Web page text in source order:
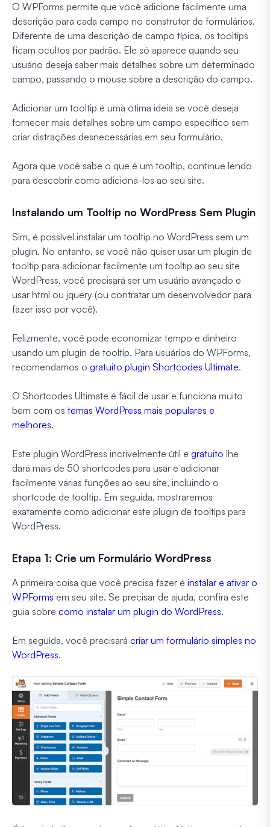
O WPForms permite que você adicione facilmente uma
descrição para cada campo no construtor de formulários.
Diferente de uma descrição de campo típica, os tooltips
ficam ocultos por padrão. Ele só aparece quando seu
usuário deseja saber mais detalhes sobre um determinado
campo, passando o mouse sobre a descrição do campo.
Adicionar um tooltip é uma ótima ideia se você deseja
fornecer mais detalhes sobre um campo específico sem
criar distrações desnecessárias em seu formulário.
Agora que você sabe o que é um tooltip, continue lendo
para descobrir como adicioná-los ao seu site.
Instalando um Tooltip no WordPress Sem Plugin
Sim, é possível instalar um tooltip no WordPress sem um
plugin. No entanto, se você não quiser usar um plugin de
tooltip para adicionar facilmente um tooltip ao seu site
WordPress, você precisará ser um usuário avançado e
usar html ou jquery (ou contratar um desenvolvedor para
fazer isso por você).
Felizmente, você pode economizar tempo e dinheiro
usando um plugin de tooltip. Para usuários do WPForms,
recomendamos o gratuito plugin Shortcodes Ultimate.
O Shortcodes Ultimate é fácil de usar e funciona muito
bem com os temas WordPress mais populares e
melhores.
Este plugin WordPress incrivelmente útil e gratuito lhe
dará mais de 50 shortcodes para usar e adicionar
facilmente várias funções ao seu site, incluindo o
shortcode de tooltip. Em seguida, mostraremos
exatamente como adicionar este plugin de tooltips para
WordPress.
Etapa 1: Crie um Formulário WordPress
A primeira coisa que você precisa fazer é instalar e ativar o
WPForms em seu site. Se precisar de ajuda, confira este
guia sobre como instalar um plugin do WordPress.
Em seguida, você precisará criar um formulário simples no
WordPress.